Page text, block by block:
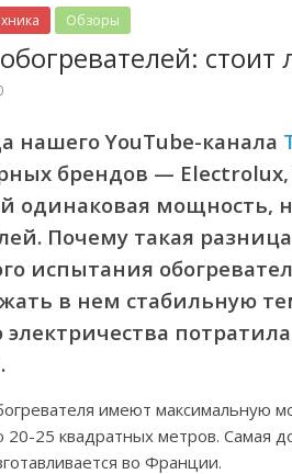
Обзоры
нашего YouTube-канала
брендов —
одинаковая мощность,
Почему такая
испытания
в нем стабильную
электричества
имеют максимальную
25 квадратных метров. Самая
во Франции.